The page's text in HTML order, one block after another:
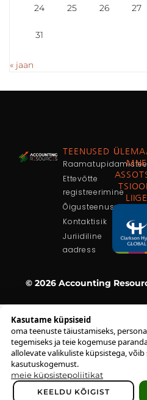
Kasutame küpsiseid
oma teenuste täiustamiseks,
tegemiseks ja teie kogemuse
allolevate valikuliste küpsistega,
kasutuskogemust.
meie küpsistepoliitikat
KEELDU KÕIGIST
24 25 26 27
31
« jaan
TEENUSED
Ettevõtte
registreerimine
Õigusteenused
Kontaktisik
Juriidiline
aadress
MNE
LIIGE
© 2026 Accounting